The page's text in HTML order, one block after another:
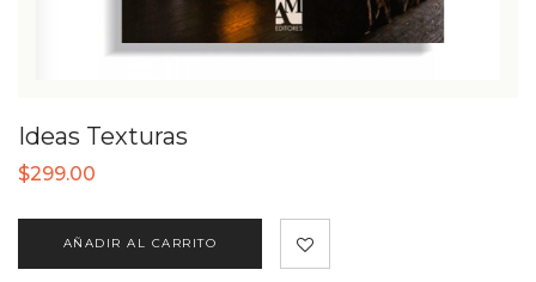
Ideas Texturas
$299.00
AÑADIR AL CARRITO